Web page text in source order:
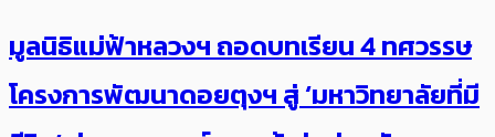
มูลนิธิแม่ฟ้าหลวงฯ ถอดบทเรียน 4 ทศวรรษ
โครงการพัฒนาดอยตุงฯ สู่ ‘มหาวิทยาลัยที่มี